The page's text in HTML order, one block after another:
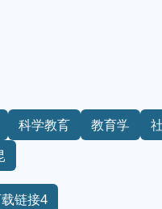
科学教育 教育学
链接4